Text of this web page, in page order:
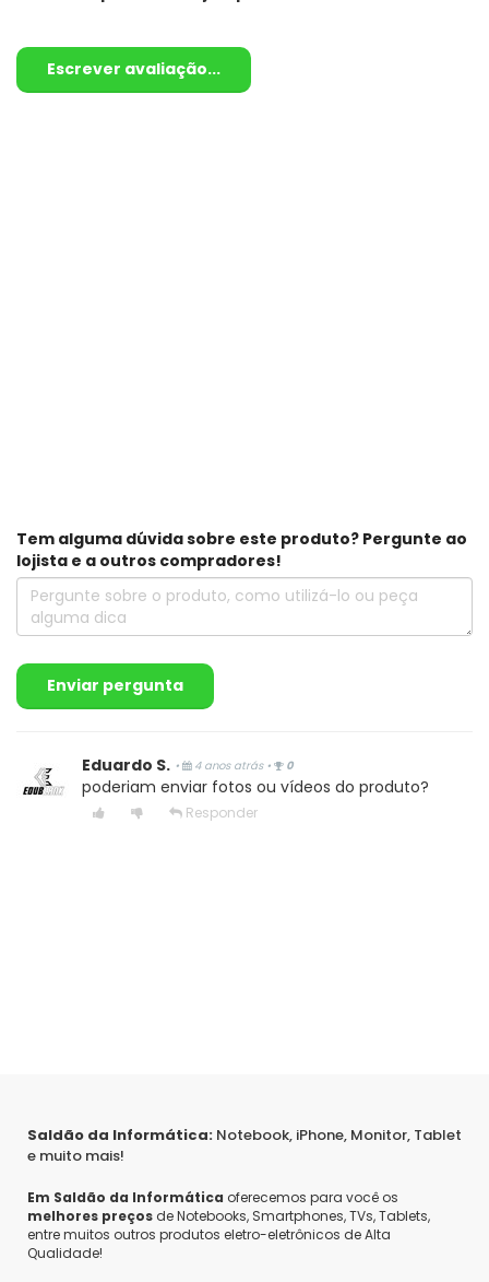
Escrever avaliação...
Tem alguma dúvida sobre este produto? Pergunte ao
lojista e a outros compradores!
Enviar pergunta
Eduardo S. • 4 anos atrás • 0
poderiam enviar fotos ou vídeos do produto?
Responder
Saldão da Informática: Notebook, iPhone, Monitor, Tablet
e muito mais!
Em Saldão da Informática oferecemos para você os
melhores preços de Notebooks, Smartphones, TVs, Tablets,
entre muitos outros produtos eletro-eletrônicos de Alta
Qualidade!